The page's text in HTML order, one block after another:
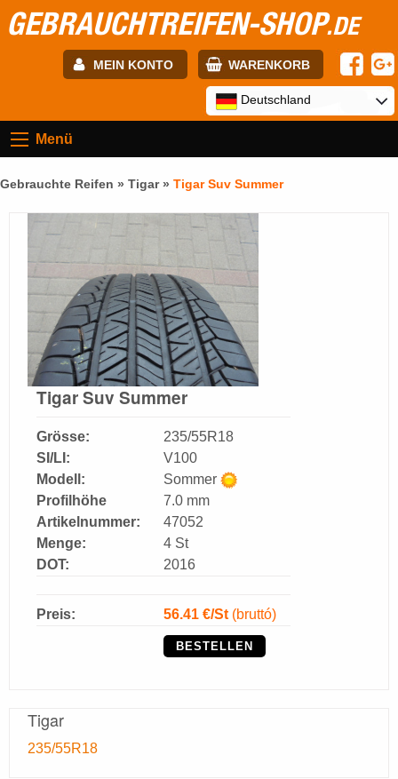
GEBRAUCHTREIFEN-SHOP.DE
MEIN KONTO WARENKORB
Passwort:
Registrierung ANMELDEN
Deutschland
Menü
Gebrauchte Reifen » Tigar» Tigar Suv Summer
Tigar Suv Summer
Grösse:
SI/LI:
Modell:
Profilhöhe
Artikelnummer:
Menge:
DOT:
235/55R18
V100
Sommer
7.0 mm
47052
4 St
2016
Preis: 56.41 €/St (bruttó)
BESTELLEN
Tigar
235/55R18